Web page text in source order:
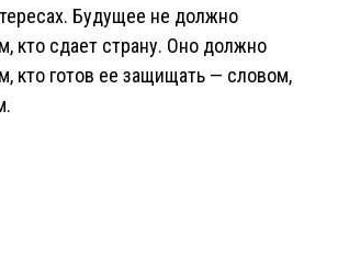
Будущее не должно
кто сдает страну. Оно должно
кто готов ее защищать — словом,